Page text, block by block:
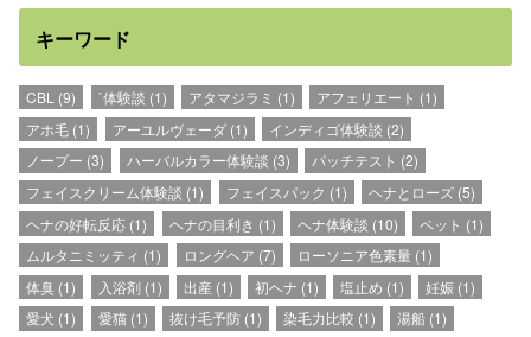
キーワード
CBL (9) `体験談 (1) アタマジラミ (1) アフェリエート (1)
アホ毛 (1) アーユルヴェーダ(1) インディゴ体験談 (2)
ノープー (3) ハーバルカラー体験談 (3) パッチテスト (2)
フェイスクリーム体験談 (1) フェイスパック (1) ヘナとローズ(5)
ヘナの好転反応 (1) ヘナの目利き (1) ヘナ体験談 (10) ペット (1)
ムルタニミッティ (1) ロングヘア (7) ローソニア色素量(1)
体臭 (1) 入浴剤(1) 出産(1) 初ヘナ (1) 塩止め (1) 妊娠 (1)
愛犬 (1) 愛猫(1) 抜け毛予防(1) 染毛力比較 (1) 湯船 (1)